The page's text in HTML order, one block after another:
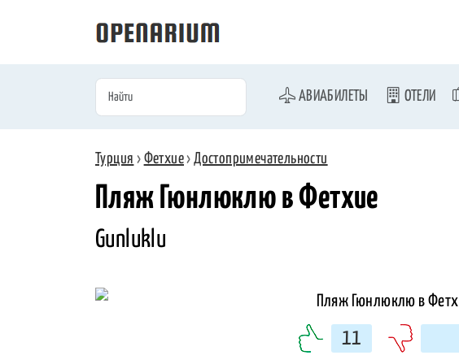
АВИАБИЛЕТЫ ОТЕЛИ
Турция › Фетхие›Достопримечательности
Пляж Гюнлюклю в Фетхие
Gunluklu
11